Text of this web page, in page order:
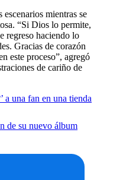
escenarios mientras se
“Si Dios lo permite,
regreso haciendo lo
Gracias de corazón
este proceso”, agregó
de cariño de
a una fan en una tienda
de su nuevo álbum